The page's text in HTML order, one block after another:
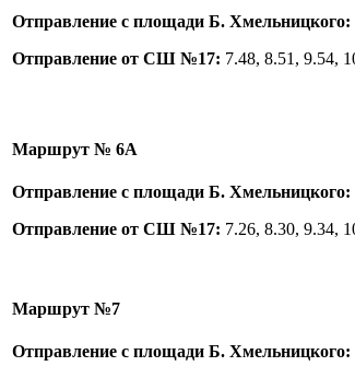
Отправление с площади Б. Хмельницкого:
Отправление от СШ №17: 7.48, 8.51, 9.54,
Маршрут № 6А
Отправление с площади Б. Хмельницкого:
Отправление от СШ №17: 7.26, 8.30, 9.34,
Маршрут №7
Отправление с площади Б. Хмельницкого: